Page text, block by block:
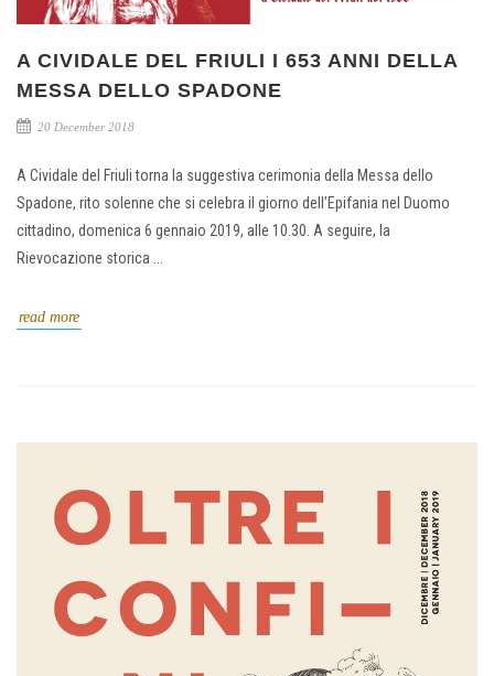
A CIVIDALE DEL FRIULI I 653 ANNI DELLA
MESSA DELLO SPADONE
20 December 2018
A Cividale del Friuli torna la suggestiva cerimonia della Messa dello
Spadone, rito solenne che si celebra il giorno dell’Epifania nel Duomo
cittadino, domenica 6 gennaio 2019, alle 10.30. A seguire, la
Rievocazione storica ...
read more